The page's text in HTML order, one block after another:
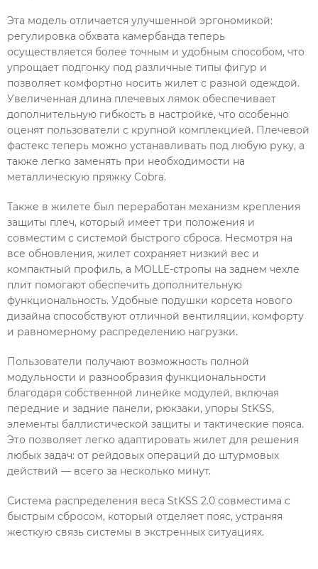
Эта модель отличается улучшенной эргономикой:
регулировка обхвата камербанда теперь
осуществляется более точным и удобным способом, что
упрощает подгонку под различные типы фигур и
позволяет комфортно носить жилет с разной одеждой.
Увеличенная длина плечевых лямок обеспечивает
дополнительную гибкость в настройке, что особенно
оценят пользователи с крупной комплекцией. Плечевой
фастекс теперь можно устанавливать под любую руку, а
также легко заменять при необходимости на
металлическую пряжку Cobra.
Также в жилете был переработан механизм крепления
защиты плеч, который имеет три положения и
совместим с системой быстрого сброса. Несмотря на
все обновления, жилет сохраняет низкий вес и
компактный профиль, а MOLLE-стропы на заднем чехле
плит помогают обеспечить дополнительную
функциональность. Удобные подушки корсета нового
дизайна способствуют отличной вентиляции, комфорту
и равномерному распределению нагрузки.
Пользователи получают возможность полной
модульности и разнообразия функциональности
благодаря собственной линейке модулей, включая
передние и задние панели, рюкзаки, упоры StKSS,
элементы баллистической защиты и тактические пояса.
Это позволяет легко адаптировать жилет для решения
любых задач: от рейдовых операций до штурмовых
действий — всего за несколько минут.
Система распределения веса StKSS 2.0 совместима с
быстрым сбросом, который отделяет пояс, устраняя
жесткую связь системы в экстренных ситуациях.